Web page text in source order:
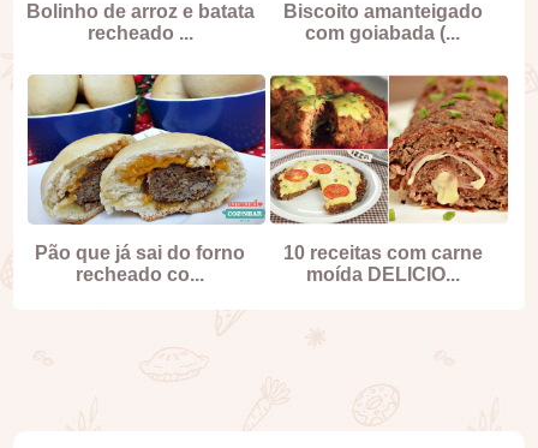
Bolinho de arroz e batata
recheado ...
Biscoito amanteigado
com goiabada (...
Pão que já sai do forno
recheado co...
10 receitas com carne
moída DELICIO...